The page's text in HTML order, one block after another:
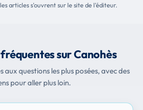
articles s'ouvrent sur le site de l'éditeur.
sur Canohès
aux questions les plus posées, avec des
pour aller plus loin.